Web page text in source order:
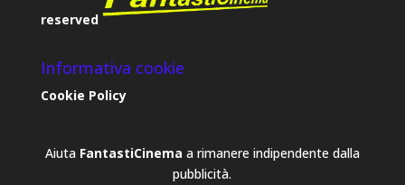
reserved
Informativa cookie
Cookie Policy
Aiuta FantastiCinema a rimanere indipendente dalla
pubblicità.